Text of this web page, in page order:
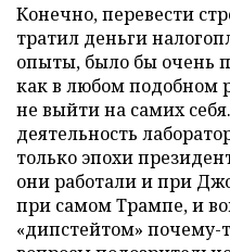
Конечно, перевести
тратил деньги
опыты, было бы очень
как в любом подобном
не выйти на самих
деятельность
только эпохи
они работали и при
при самом Трампе, и
«дипстейтом» почему-